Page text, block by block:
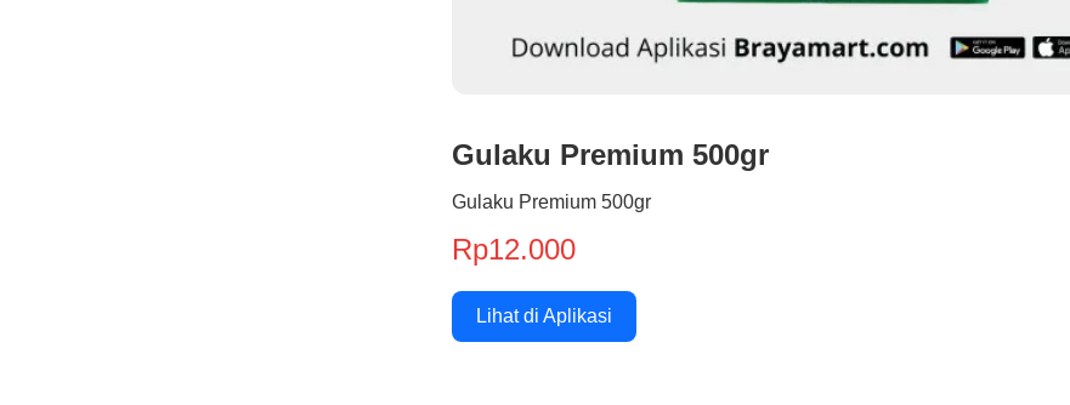
Gulaku Premium 500gr
Gulaku Premium 500gr
Rp12.000
Lihat di Aplikasi